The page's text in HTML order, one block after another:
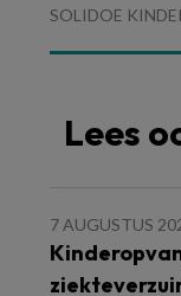
SOLIDOE
Lees
7 AUGUSTUS